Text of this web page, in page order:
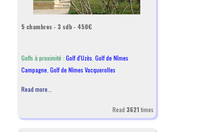
5 chambres - 3 sdb - 450€
Golfs à proximité : Golf d'Uzès Golf de Nîmes
Campagne Golf de Nîmes Vacquerolles
Read more...
Read 3621 times